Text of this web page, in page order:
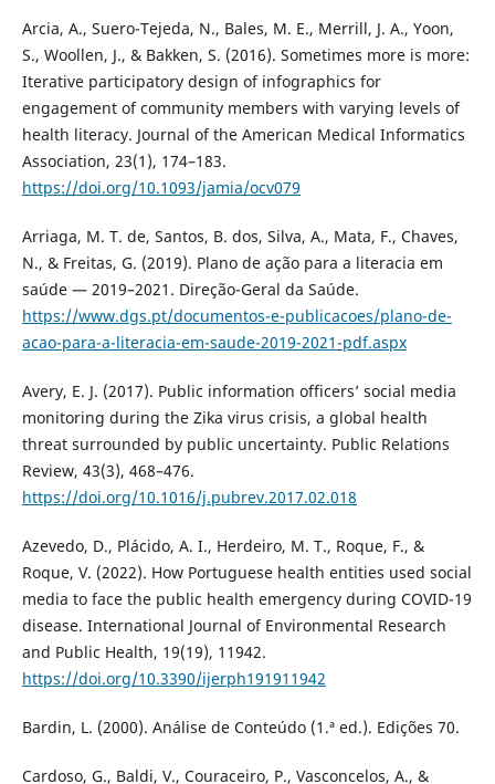
Arcia, A., Suero-Tejeda, N., Bales, M. E., Merrill, J. A., Yoon,
S., Woollen, J., & Bakken, S. (2016). Sometimes more is more:
Iterative participatory design of infographics for
engagement of community members with varying levels of
health literacy. Journal of the American Medical Informatics
Association, 23(1), 174–183.
https://doi.org/10.1093/jamia/ocv079
Arriaga, M. T. de, Santos, B. dos, Silva, A., Mata, F., Chaves,
N., & Freitas, G. (2019). Plano de ação para a literacia em
saúde — 2019–2021. Direção-Geral da Saúde.
https://www.dgs.pt/documentos-e-publicacoes/plano-de-
acao-para-a-literacia-em-saude-2019-2021-pdf.aspx
Avery, E. J. (2017). Public information officers’ social media
monitoring during the Zika virus crisis, a global health
threat surrounded by public uncertainty. Public Relations
Review, 43(3), 468–476.
https://doi.org/10.1016/j.pubrev.2017.02.018
Azevedo, D., Plácido, A. I., Herdeiro, M. T., Roque, F., &
Roque, V. (2022). How Portuguese health entities used social
media to face the public health emergency during COVID-19
disease. International Journal of Environmental Research
and Public Health, 19(19), 11942.
https://doi.org/10.3390/ijerph191911942
Bardin, L. (2000). Análise de Conteúdo (1.ª ed.). Edições 70.
Cardoso, G., Baldi, V., Couraceiro, P., Vasconcelos, A., &